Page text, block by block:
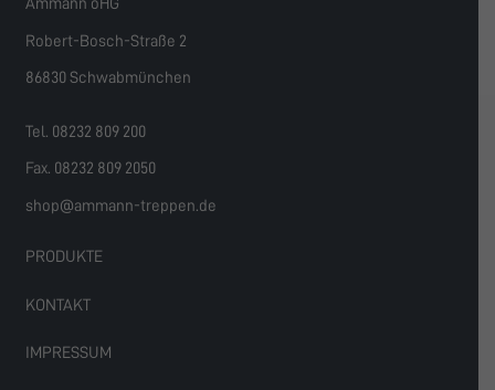
Ammann oHG
Robert-Bosch-Straße 2
86830 Schwabmünchen
Tel. 08232 809 200
Fax. 08232 809 2050
shop@ammann-treppen.de
PRODUKTE
KONTAKT
IMPRESSUM